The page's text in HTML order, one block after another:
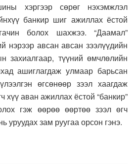
хэргээр сөрөг нэхэмжлэл
банкир шиг ажиллах ёстой
болох шахжээ. “Даамал”
нэрээр авсан авсан зээлүүдийн
захиалгаар, түүний өмчлөлийн
ашиглагдаж улмаар барьсан
өгсөнөөр зээл хаагдаж
хүү аван ажиллах ёстой “банкир”
гэж өөрөө өөртөө зээл өгч
уруудах зам руугаа орсон гэнэ.